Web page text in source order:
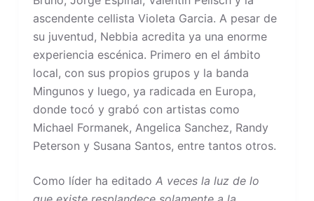
ascendente cellista Violeta Garcia. A pesar de
su juventud, Nebbia acredita ya una enorme
experiencia escénica. Primero en el ámbito
local, con sus propios grupos y la banda
Mingunos y luego, ya radicada en Europa,
donde tocó y grabó con artistas como
Michael Formanek, Angelica Sanchez, Randy
Peterson y Susana Santos, entre tantos otros.
Como líder ha editado A veces la luz de lo